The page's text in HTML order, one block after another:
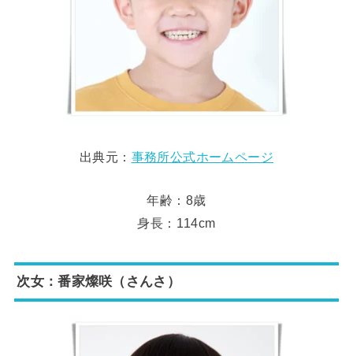
出典元： 事務所公式ホームページ
年齢：8歳
身長：114cm
次女：番家燦咲（さんさ）